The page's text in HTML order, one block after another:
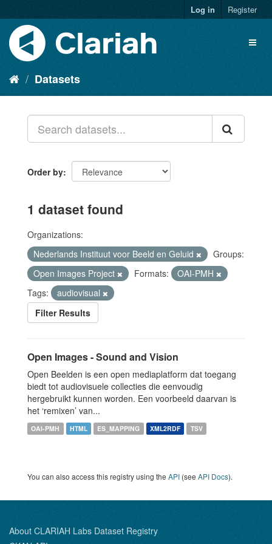
Log in Register
Datasets
Order by
1 dataset found
Organizations:
Nederlands Instituut voor Beeld en Geluid
Groups:
Open Images Project
Formats:
OAI-PMH
Tags:
audiovisual
Filter Results
Open Images - Sound and Vision
Open Beelden is een open mediaplatform dat toegang
biedt tot audiovisuele collecties die eenvoudig
hergebruikt kunnen worden. Een voorbeeld daarvan is
het ‘remixen’ van...
OAI-PMH HTML ES_MAPPING XML2RDF TSV
You can also access this registry using the API (see API Docs).
About CLARIAH Labs Dataset Registry